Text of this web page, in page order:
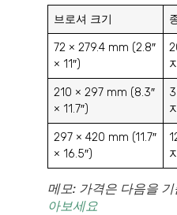
브로셔 크기
72 × 279.4 mm (2.8″
× 11″)
210 × 297 mm (8.3″
× 11.7″)
297 × 420 mm (11.7″
× 16.5″)
메모: 가격은 다음을
아보세요